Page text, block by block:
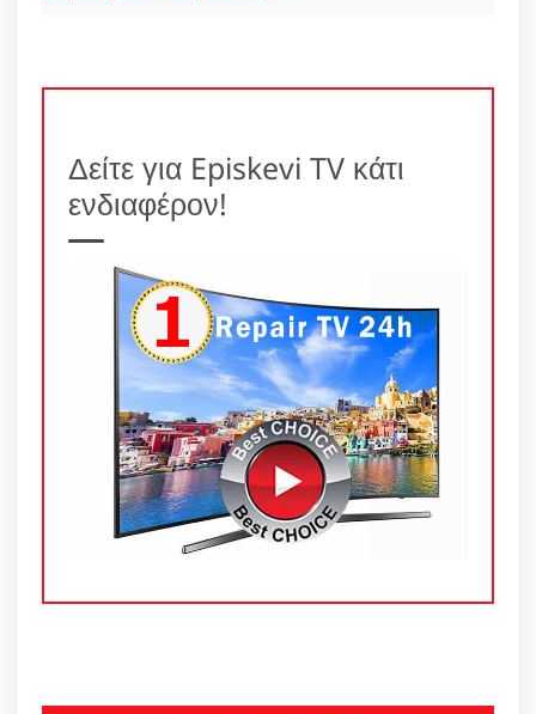
Δείτε για Episkevi TV κάτι
ενδιαφέρον!